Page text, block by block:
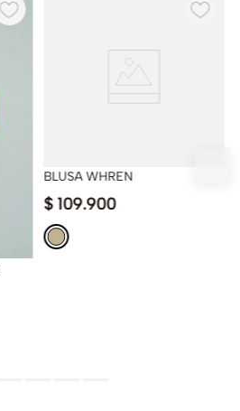
BLUSA WHREN
$ 109.900